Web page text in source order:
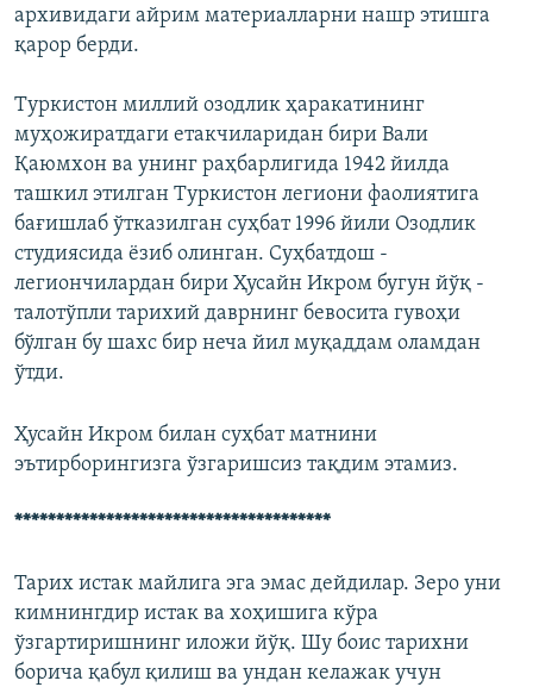
архивидаги айрим материалларни нашр этишга
қарор берди.
Туркистон миллий озодлик ҳаракатининг
муҳожиратдаги етакчиларидан бири Вали
Қаюмхон ва унинг раҳбарлигида 1942 йилда
ташкил этилган Туркистон легиони фаолиятига
бағишлаб ўтказилган суҳбат 1996 йили Озодлик
студиясида ëзиб олинган. Суҳбатдош -
легиончилардан бири Ҳусайн Икром бугун йўқ -
талотўпли тарихий даврнинг бевосита гувоҳи
бўлган бу шахс бир неча йил муқаддам оламдан
ўтди.
Ҳусайн Икром билан суҳбат матнини
эътирборингизга ўзгаришсиз тақдим этамиз.
**************************************
Тарих истак майлига эга эмас дейдилар. Зеро уни
кимнингдир истак ва хоҳишига кўра
ўзгартиришнинг иложи йўқ. Шу боис тарихни
борича қабул қилиш ва ундан келажак учун